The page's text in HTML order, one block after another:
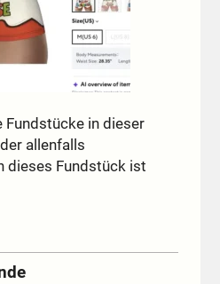
Fundstücke in dieser
allenfalls
dieses Fundstück ist